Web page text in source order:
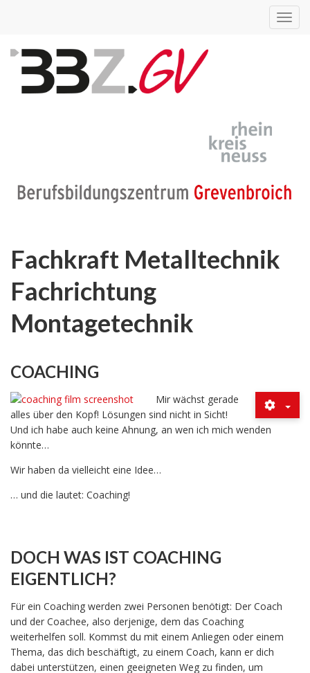
Fachkraft Metalltechnik
Fachrichtung
Montagetechnik
COACHING
Mir wächst gerade
alles über den Kopf! Lösungen sind nicht in Sicht!
Und ich habe auch keine Ahnung, an wen ich mich wenden
könnte…
Wir haben da vielleicht eine Idee…
… und die lautet: Coaching!
DOCH WAS IST COACHING
EIGENTLICH?
Für ein Coaching werden zwei Personen benötigt: Der Coach
und der Coachee, also derjenige, dem das Coaching
weiterhelfen soll. Kommst du mit einem Anliegen oder einem
Thema, das dich beschäftigt, zu einem Coach, kann er dich
dabei unterstützen, einen geeigneten Weg zu finden, um